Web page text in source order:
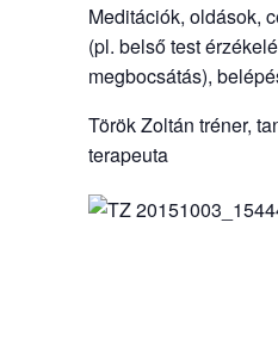
Meditációk, oldások,
(pl. belső test
megbocsátás),
Török Zoltán tréner,
terapeuta